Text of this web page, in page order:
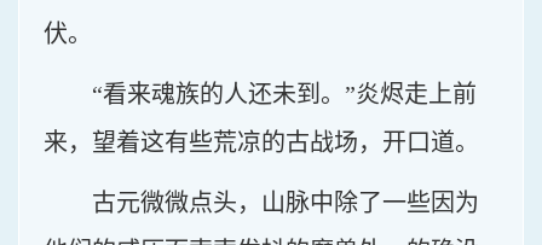
伏。
“看来魂族的人还未到。”炎烬走上前
来，望着这有些荒凉的古战场，开口道。
古元微微点头，山脉中除了一些因为